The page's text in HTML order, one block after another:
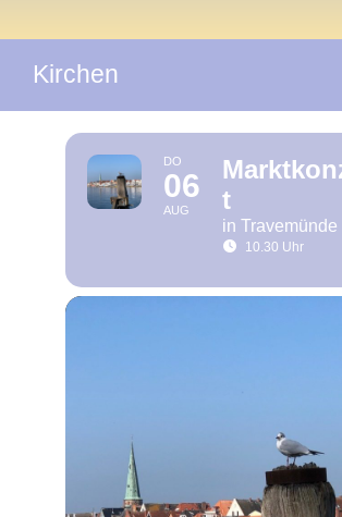
Start
Angebote
Veranstaltungen
Kirchen
DO
06
AUG
t
in Travemünde
10.30 Uhr